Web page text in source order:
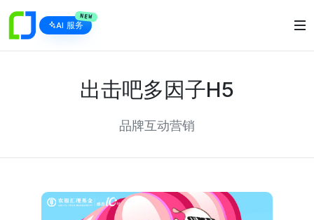
AI 服务
NEW
出击吧多因子H5
品牌互动营销